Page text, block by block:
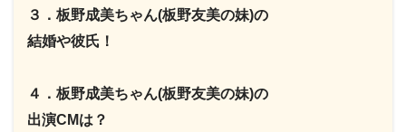
３．板野成美ちゃん(板野友美の妹)の
結婚や彼氏！
４．板野成美ちゃん(板野友美の妹)の
出演CMは？